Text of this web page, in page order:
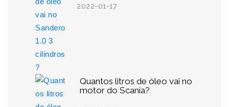
2022-01-17
Quantos litros de óleo vai no
motor do Scania?